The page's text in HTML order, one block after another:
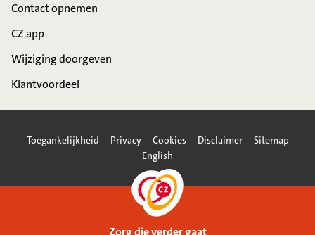
Contact opnemen
CZ app
Wijziging doorgeven
Klantvoordeel
Toegankelijkheid Privacy Cookies Disclaimer
Sitemap
English
Zorg die verder gaat